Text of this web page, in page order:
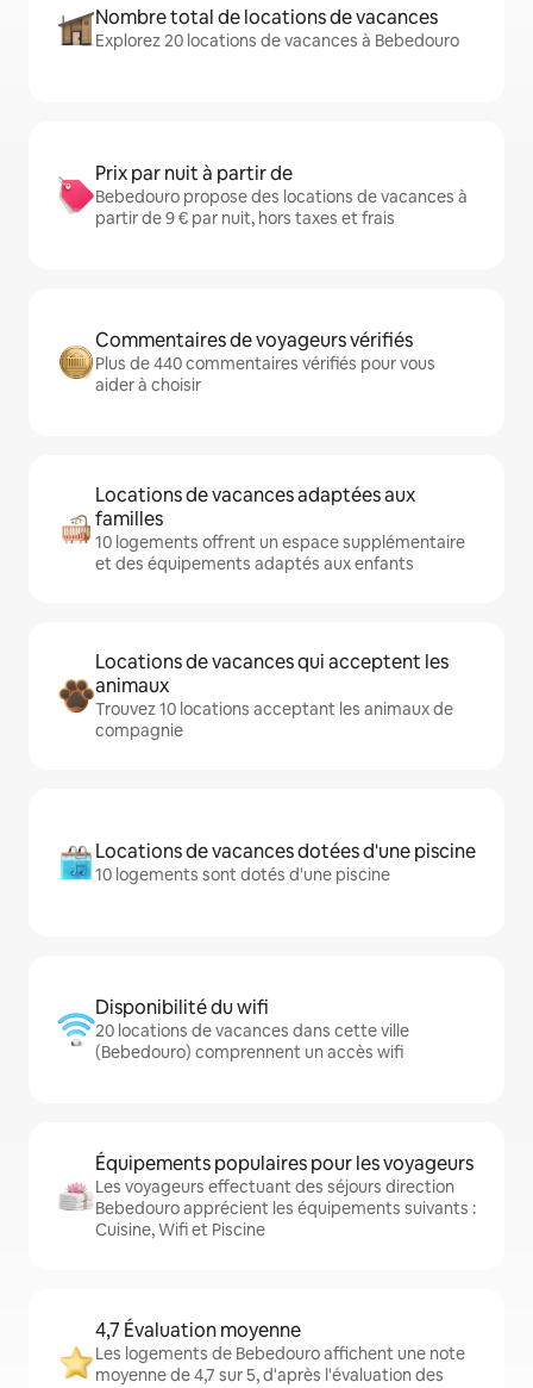
Nombre total de locations de vacances
Explorez 20 locations de vacances à Bebedouro
Prix par nuit à partir de
Bebedouro propose des locations de vacances à
partir de 9 € par nuit, hors taxes et frais
Commentaires de voyageurs vérifiés
Plus de 440 commentaires vérifiés pour vous
aider à choisir
Locations de vacances adaptées aux
familles
10 logements offrent un espace supplémentaire
et des équipements adaptés aux enfants
Locations de vacances qui acceptent les
animaux
Trouvez 10 locations acceptant les animaux de
compagnie
Locations de vacances dotées d'une piscine
10 logements sont dotés d'une piscine
Disponibilité du wifi
20 locations de vacances dans cette ville
(Bebedouro) comprennent un accès wifi
Équipements populaires pour les voyageurs
Les voyageurs effectuant des séjours direction
Bebedouro apprécient les équipements suivants :
Cuisine, Wifi et Piscine
4,7 Évaluation moyenne
Les logements de Bebedouro affichent une note
moyenne de 4,7 sur 5, d'après l'évaluation des